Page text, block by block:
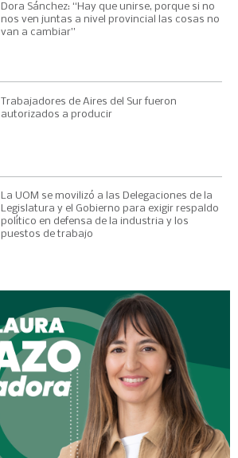
Dora Sánchez: “Hay que unirse, porque si no
nos ven juntas a nivel provincial las cosas no
van a cambiar”
Trabajadores de Aires del Sur fueron
autorizados a producir
La UOM se movilizó a las Delegaciones de la
Legislatura y el Gobierno para exigir respaldo
político en defensa de la industria y los
puestos de trabajo